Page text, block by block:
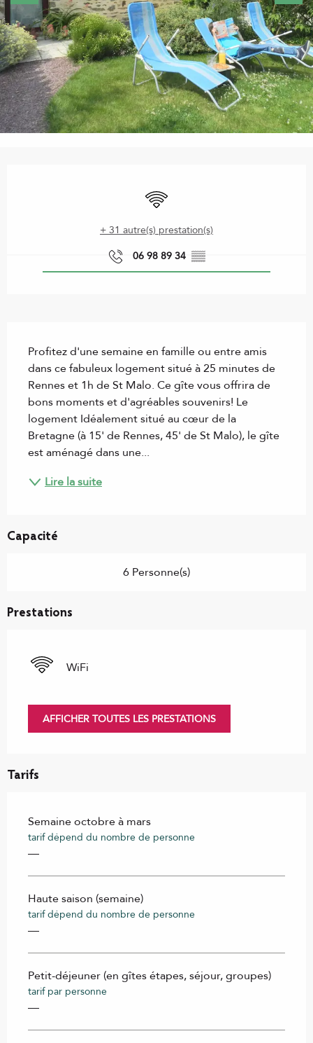
WiFi
+ 31 autre(s) prestation(s)
06 98 89 34 ▒▒
Profitez d'une semaine en famille ou entre amis
dans ce fabuleux logement situé à 25 minutes de
Rennes et 1h de St Malo. Ce gîte vous offrira de
bons moments et d'agréables souvenirs! Le
logement Idéalement situé au cœur de la
Bretagne (à 15' de Rennes, 45' de St Malo), le gîte
est aménagé dans une...
Lire la suite
Capacité
6 Personne(s)
Prestations
WiFi
AFFICHER TOUTES LES PRESTATIONS
Tarifs
Semaine octobre à mars
tarif dépend du nombre de personne
—
Haute saison (semaine)
tarif dépend du nombre de personne
—
Petit-déjeuner (en gîtes étapes, séjour, groupes)
tarif par personne
—